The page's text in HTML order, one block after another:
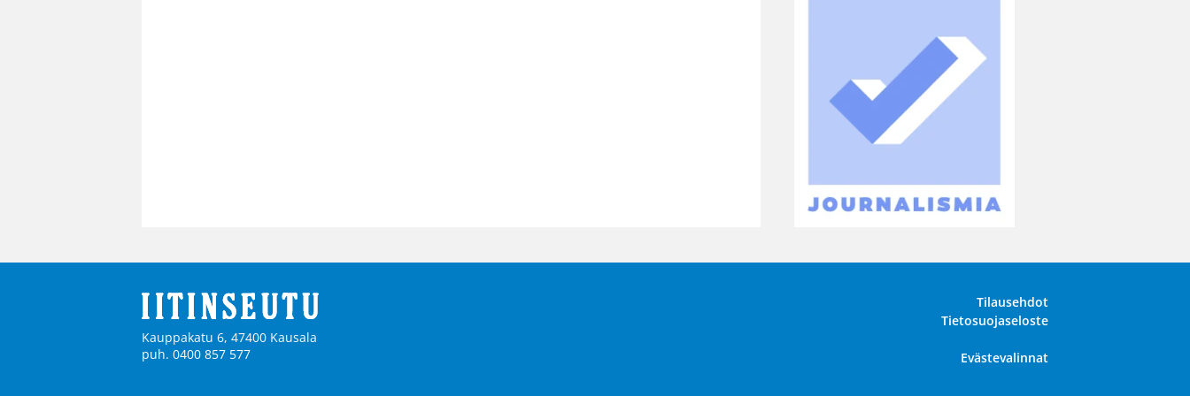
Kauppakatu 6, 47400 Kausala
puh. 0400 857 577
Tilausehdot
Tietosuojaseloste
Evästevalinnat